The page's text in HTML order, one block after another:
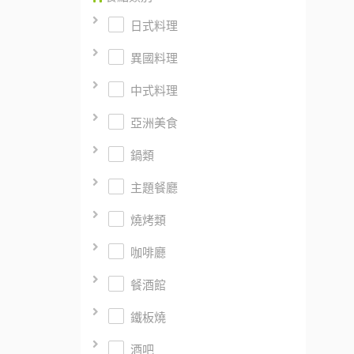
日式料理
異國料理
中式料理
亞洲美食
鍋類
主題餐廳
燒烤類
咖啡廳
餐酒館
鐵板燒
酒吧